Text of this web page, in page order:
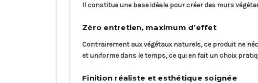
Il constitue une base idéale pour créer des murs
Zéro entretien, maximum d’effet
Contrairement aux végétaux naturels, ce produit ne
et uniforme dans le temps, ce qui en fait un choix
Finition réaliste et esthétique soignée